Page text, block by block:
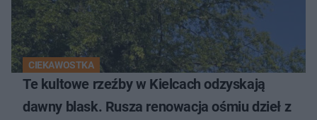
CIEKAWOSTKA
Te kultowe rzeźby w Kielcach odzyskają
dawny blask. Rusza renowacja ośmiu dzieł z